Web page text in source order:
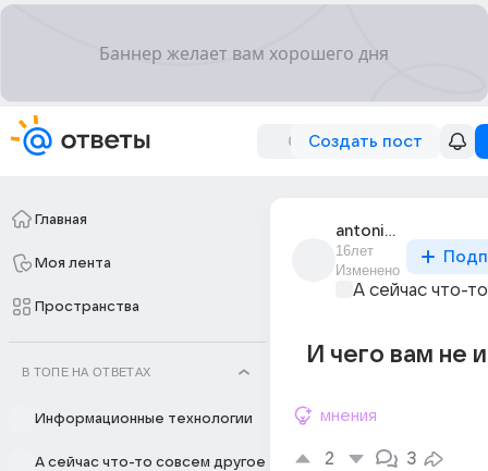
Создать пост
Главная
Моя лента
Пространства
В ТОПЕ НА ОТВЕТАХ
Информационные технологии
А сейчас что-то совсем другое
antonina_1041
16лет
Изменено
А сейчас что-
И чего вам не
мнения
2 3